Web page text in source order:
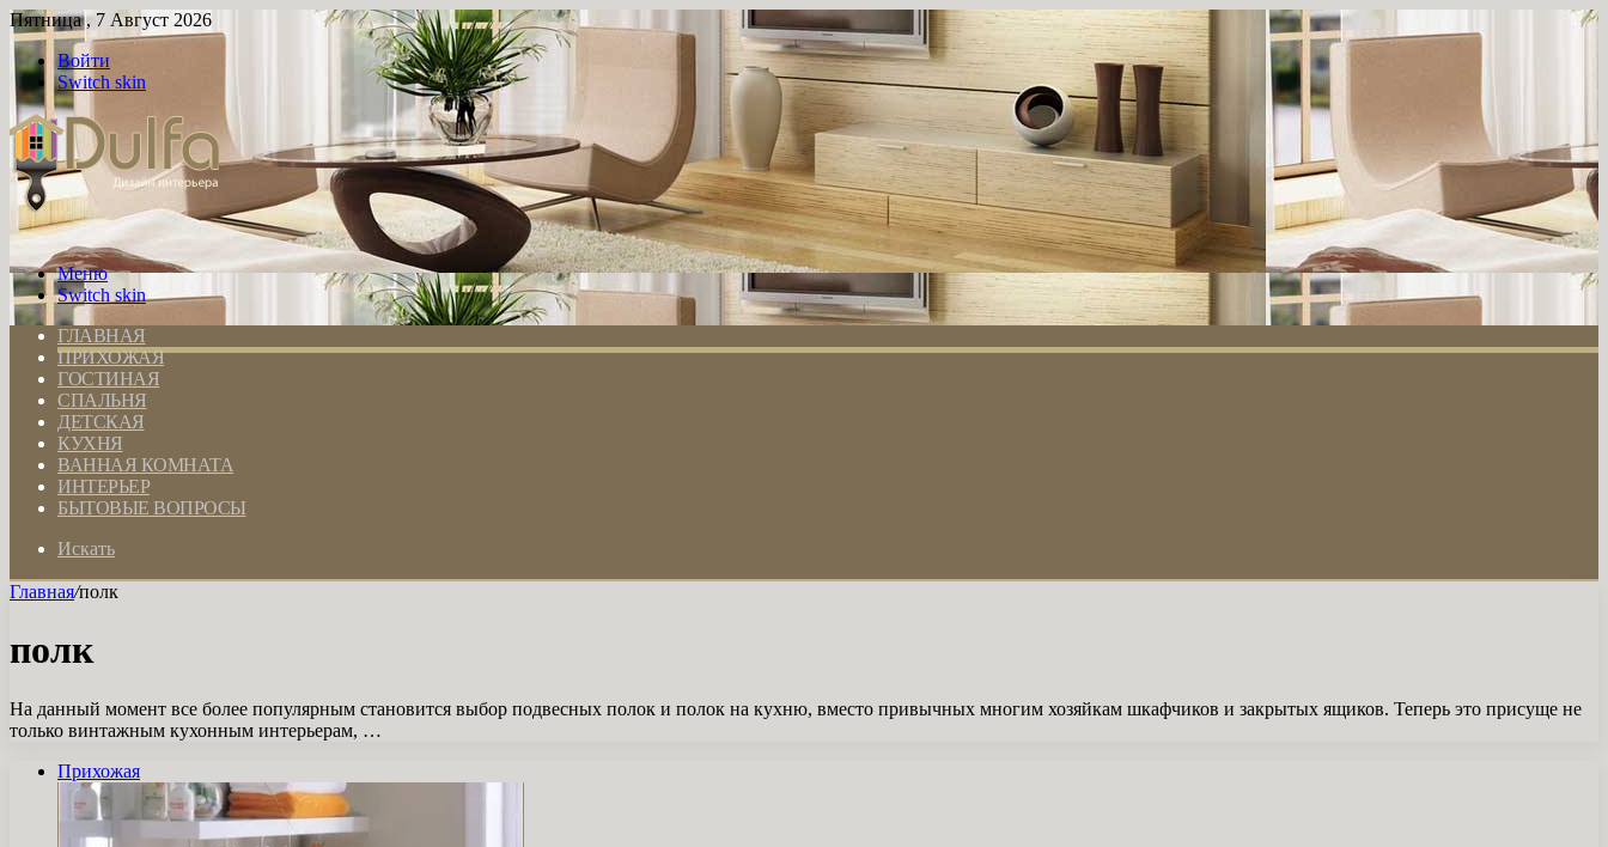
Пятница , 7 Август 2026
Войти
Switch skin
Меню
Switch skin
ГЛАВНАЯ
ПРИХОЖАЯ
ГОСТИНАЯ
СПАЛЬНЯ
ДЕТСКАЯ
КУХНЯ
ВАННАЯ КОМНАТА
ИНТЕРЬЕР
БЫТОВЫЕ ВОПРОСЫ
Искать
Главная/полк
полк
На данный момент все более популярным становится выбор подвесных полок и полок на кухню, вместо привычных многим хозяйкам шкафчиков и закрытых ящиков. Теперь это присуще не
только винтажным кухонным интерьерам, …
Прихожая